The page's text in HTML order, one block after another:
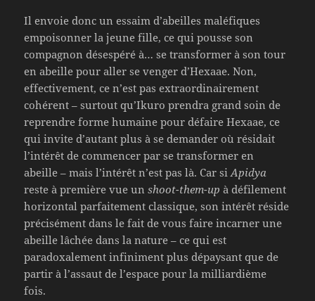
Il envoie donc un essaim d’abeilles maléfiques
empoisonner la jeune fille, ce qui pousse son
compagnon désespéré à… se transformer à son tour
en abeille pour aller se venger d’Hexaae. Non,
effectivement, ce n’est pas extraordinairement
cohérent – surtout qu’Ikuro prendra grand soin de
reprendre forme humaine pour défaire Hexaae, ce
qui invite d’autant plus à se demander où résidait
l’intérêt de commencer par se transformer en
abeille – mais l’intérêt n’est pas là. Car siApidya
reste à première vue unshoot-them-up à défilement
horizontal parfaitement classique, son intérêt réside
précisément dans le fait de vous faire incarner une
abeille lâchée dans la nature – ce qui est
paradoxalement infiniment plus dépaysant que de
partir à l’assaut de l’espace pour la milliardième
fois.